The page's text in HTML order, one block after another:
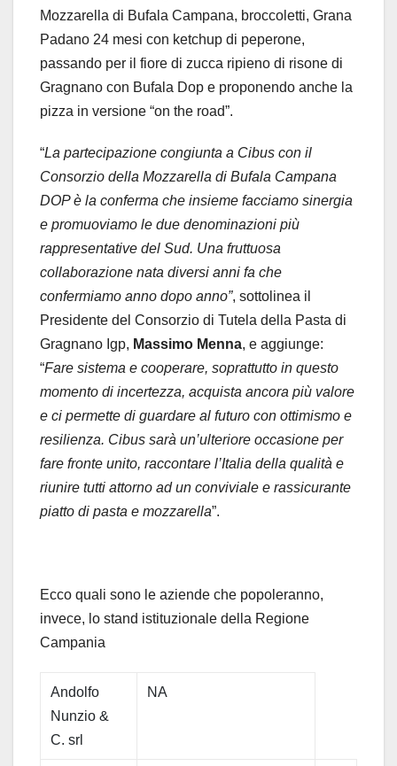
Mozzarella di Bufala Campana, broccoletti, Grana
Padano 24 mesi con ketchup di peperone,
passando per il fiore di zucca ripieno di risone di
Gragnano con Bufala Dop e proponendo anche la
pizza in versione “on the road”.
“La partecipazione congiunta a Cibus con il
Consorzio della Mozzarella di Bufala Campana
DOP è la conferma che insieme facciamo sinergia
e promuoviamo le due denominazioni più
rappresentative del Sud. Una fruttuosa
collaborazione nata diversi anni fa che
confermiamo anno dopo anno”, sottolinea il
Presidente del Consorzio di Tutela della Pasta di
Gragnano Igp, Massimo Menna, e aggiunge:
“Fare sistema e cooperare, soprattutto in questo
momento di incertezza, acquista ancora più valore
e ci permette di guardare al futuro con ottimismo e
resilienza. Cibus sarà un’ulteriore occasione per
fare fronte unito, raccontare l’Italia della qualità e
riunire tutti attorno ad un conviviale e rassicurante
piatto di pasta e mozzarella”.
Ecco quali sono le aziende che popoleranno,
invece, lo stand istituzionale della Regione
Campania
Andolfo
Nunzio &
C. srl
NA